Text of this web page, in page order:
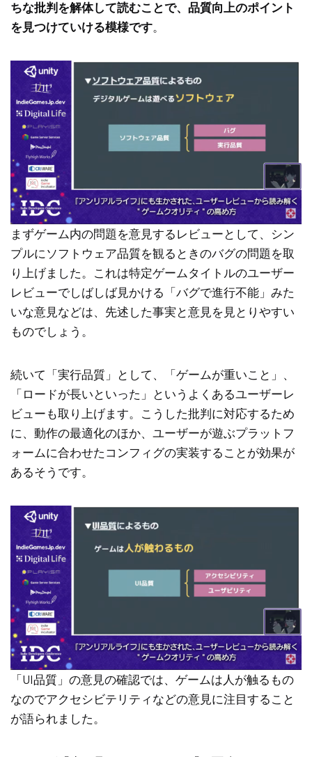
ちな批判を解体して読むことで、品質向上のポイント
を見つけていける模様です。
まずゲーム内の問題を意見するレビューとして、シン
プルにソフトウェア品質を観るときのバグの問題を取
り上げました。これは特定ゲームタイトルのユーザー
レビューでしばしば見かける「バグで進行不能」みた
いな意見などは、先述した事実と意見を見とりやすい
ものでしょう。
続いて「実行品質」として、「ゲームが重いこと」、
「ロードが長いといった」というよくあるユーザーレ
ビューも取り上げます。こうした批判に対応するため
に、動作の最適化のほか、ユーザーが遊ぶプラットフ
ォームに合わせたコンフィグの実装することが効果が
あるそうです。
「UI品質」の意見の確認では、ゲームは人が触るもの
なのでアクセシビテリティなどの意見に注目すること
が語られました。